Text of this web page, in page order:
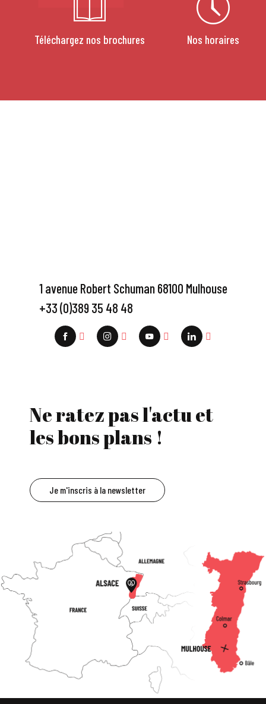
Téléchargez nos brochures Nos horaires
1 avenue Robert Schuman 68100 Mulhouse
+33 (0)389 35 48 48
Ne ratez pas l'actu et
les bons plans !
Je m'inscris à la newsletter